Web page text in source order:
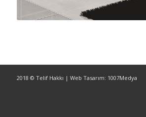
2018 © Telif Hakkı | Web Tasarım: 1007Medya